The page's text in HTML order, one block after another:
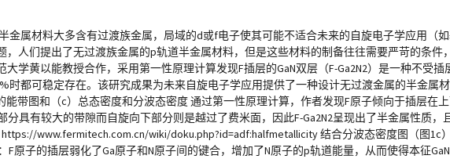
金属材料大多含有过渡族金属，局域的d或f电子使其可能不适合未来的自旋电子学应用（
人们提出了无过渡族金属的p轨道半金属材料，但是这些材料的制备往往需要严苛的条件
学黄以能教授合作，采用第一性原理计算发现F插层的GaN双层（F-Ga2N2）是一种不受插
时都可稳定存在。该研究成果为未来自旋电子学应用提供了一种设计无过渡金属的半金属
能带图和（c）总态密度和分波态密度 通过第一性原理计算，作者发现F原子倾向于插层在
具有较大的带隙而自旋向下部分则是越过了费米面，因此F-Ga2N2呈现出了半金属性质，
www.fermitech.com.cn/wiki/doku.php?id=adf:halfmetallicity 结合分波态密度图（图1c
原子的插层弱化了Ga原子和N原子间的键合，增加了N原子的p轨道能量，从而使得本征